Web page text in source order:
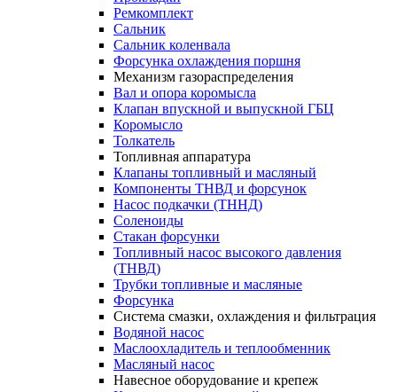
Ремкомплект
Сальник
Сальник коленвала
Форсунка охлаждения поршня
Механизм газораспределения
Вал и опора коромысла
Клапан впускной и выпускной ГБЦ
Коромысло
Толкатель
Топливная аппаратура
Клапаны топливный и масляный
Компоненты ТНВД и форсунок
Насос подкачки (ТННД)
Соленоиды
Стакан форсунки
Топливный насос высокого давления
(ТНВД)
Трубки топливные и масляные
Форсунка
Система смазки, охлаждения и фильтрация
Водяной насос
Маслоохладитель и теплообменник
Масляный насос
Навесное оборудование и крепеж